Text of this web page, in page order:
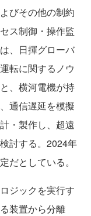
びその他の制約
ス制御・操作監
、日揮グローバ
転に関するノウ
、横河電機が持
通信遅延を模擬
・製作し、超遠
討する。2024年
だとしている。
ジックを実行す
装置から分離